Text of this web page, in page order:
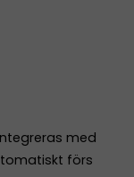
med
förs